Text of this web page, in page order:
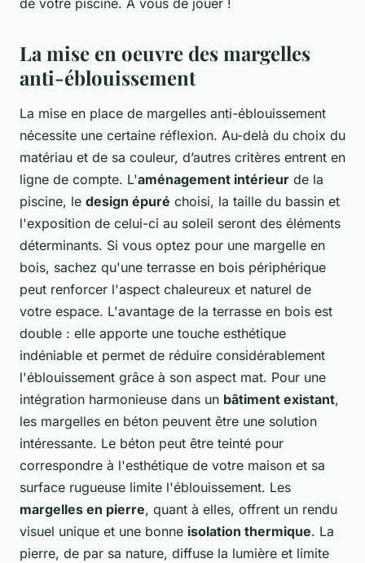
de votre piscine. À vous de jouer !
La mise en oeuvre des margelles
anti-éblouissement
La mise en place de margelles anti-éblouissement
nécessite une certaine réflexion. Au-delà du choix du
matériau et de sa couleur, d’autres critères entrent en
ligne de compte. L'aménagement intérieur de la
piscine, le design épuré choisi, la taille du bassin et
l'exposition de celui-ci au soleil seront des éléments
déterminants. Si vous optez pour une margelle en
bois, sachez qu'une terrasse en bois périphérique
peut renforcer l'aspect chaleureux et naturel de
votre espace. L'avantage de la terrasse en bois est
double : elle apporte une touche esthétique
indéniable et permet de réduire considérablement
l'éblouissement grâce à son aspect mat. Pour une
intégration harmonieuse dans un bâtiment existant,
les margelles en béton peuvent être une solution
intéressante. Le béton peut être teinté pour
correspondre à l'esthétique de votre maison et sa
surface rugueuse limite l'éblouissement. Les
margelles en pierre, quant à elles, offrent un rendu
visuel unique et une bonne isolation thermique. La
pierre, de par sa nature, diffuse la lumière et limite